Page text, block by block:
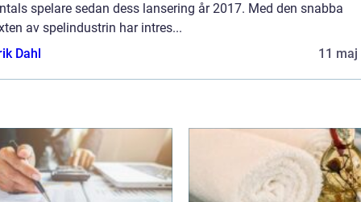
spelare sedan dess lansering år 2017. Med den snabba
av spelindustrin har intres...
Dahl
11 maj